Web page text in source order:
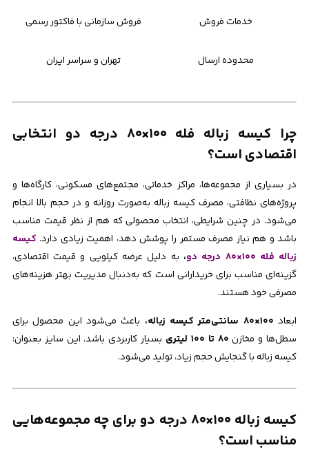
خدمات فروش فروش سازمانی با فاکتور رسمی
محدوده ارسال تهران و سراسر ایران
چرا کیسه زباله فله ۱۰۰×۸۰ درجه دو انتخابی
اقتصادی است؟
در بسیاری از مجموعه‌ها، مراکز خدماتی، مجتمع‌های مسکونی، کارگاه‌ها و
پروژه‌های نظافتی، مصرف کیسه زباله به‌صورت روزانه و در حجم بالا انجام
می‌شود. در چنین شرایطی، انتخاب محصولی که هم از نظر قیمت مناسب
باشد و هم نیاز مصرف مستمر را پوشش دهد، اهمیت زیادی دارد. کیسه
زباله فله ۱۰۰×۸۰ درجه دو
، به دلیل عرضه کیلویی و قیمت اقتصادی،
گزینه‌ای مناسب برای خریدارانی است که به‌دنبال مدیریت بهتر هزینه‌های
مصرفی خود هستند.
ابعاد ۱۰۰×۸۰ سانتی‌متر کیسه زباله،
باعث می‌شود این محصول برای
سطل‌ها و مخازن ۸۰ تا ۱۰۰ لیتری
بسیار کاربردی باشد. این سایز بعنوان:
کیسه زباله با گنجایش حجم زیاد، تولید می‌شود.
کیسه زباله ۱۰۰×۸۰ درجه دو برای چه مجموعه‌هایی
مناسب است؟